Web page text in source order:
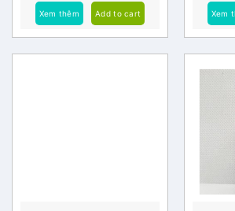
Xem thêm Add to cart Xem